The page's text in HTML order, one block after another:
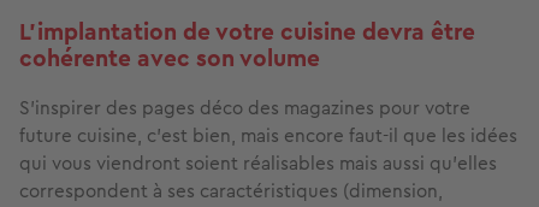
L’implantation de votre cuisine devra être
cohérente avec son volume
S’inspirer des pages déco des magazines pour votre
future cuisine, c’est bien, mais encore faut-il que les idées
qui vous viendront soient réalisables mais aussi qu’elles
correspondent à ses caractéristiques (dimension,